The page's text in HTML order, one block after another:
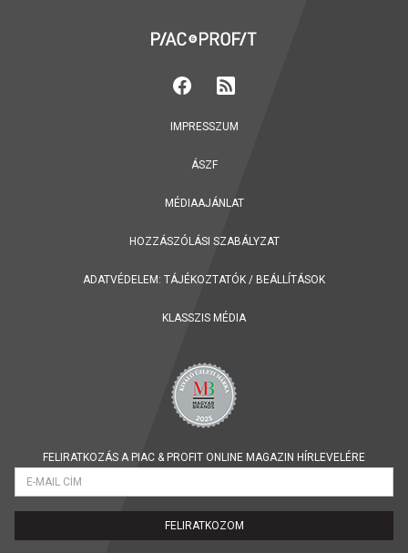
IMPRESSZUM
ÁSZF
MÉDIAAJÁNLAT
HOZZÁSZÓLÁSI SZABÁLYZAT
ADATVÉDELEM: TÁJÉKOZTATÓK / BEÁLLÍTÁSOK
KLASSZIS MÉDIA
FELIRATKOZÁS A PIAC & PROFIT ONLINE MAGAZIN HÍRLEVELÉRE
FELIRATKOZOM